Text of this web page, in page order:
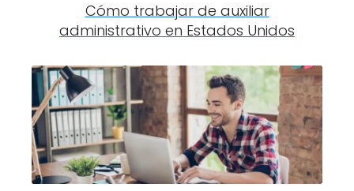
Cómo trabajar de auxiliar
administrativo en Estados Unidos